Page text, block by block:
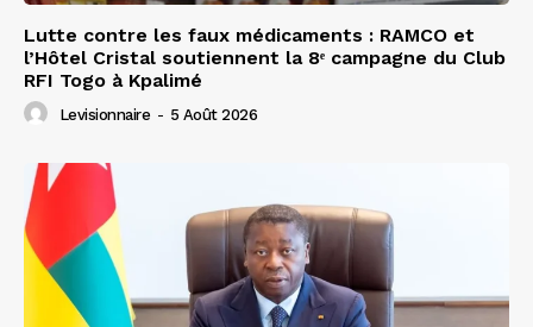
Lutte contre les faux médicaments : RAMCO et
l’Hôtel Cristal soutiennent la 8ᵉ campagne du Club
RFI Togo à Kpalimé
Levisionnaire - 5 Août 2026